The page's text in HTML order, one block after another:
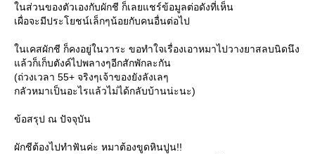
นส่วนของตัวเองกับผักชี ก็เลยแชร์ข้อมูลต่อดังที่เห็น
เผื่อจะมีประโยชน์เล็กๆน้อยกับคนอื่นต่อไป
นเคสผักชี ก็คงอยู่ในวาระ ขอทำใจเรื่องเอาหมาไปวางยาสลบนิดนึง
ล้วก็เก็บตังค์ไปพลางๆอีกสักพักละกัน
(ถ่วงเวลา 55+ จริงๆเจ้าของยังลังเลๆ
กลัวหมาเป็นอะไรแล้วไม่ได้กลับบ้านน่ะนะ)
ข้อสรุป ณ ปัจจุบัน
ผักชีต้องไปทำฟันค่ะ หมาต้องขูดหินปูน!!